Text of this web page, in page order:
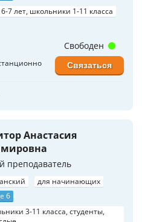
7 лет, школьники 1-11 класса
Свободен
Связаться
Анастасия
преподаватель
для начинающих
6
3-11 класса, студенты,